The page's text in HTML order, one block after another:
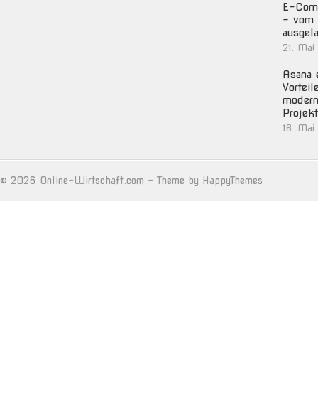
E-
– vom
21. Mai
Asana
16. Mai
© 2026 Online-Wirtschaft.com - Theme by HappyThemes